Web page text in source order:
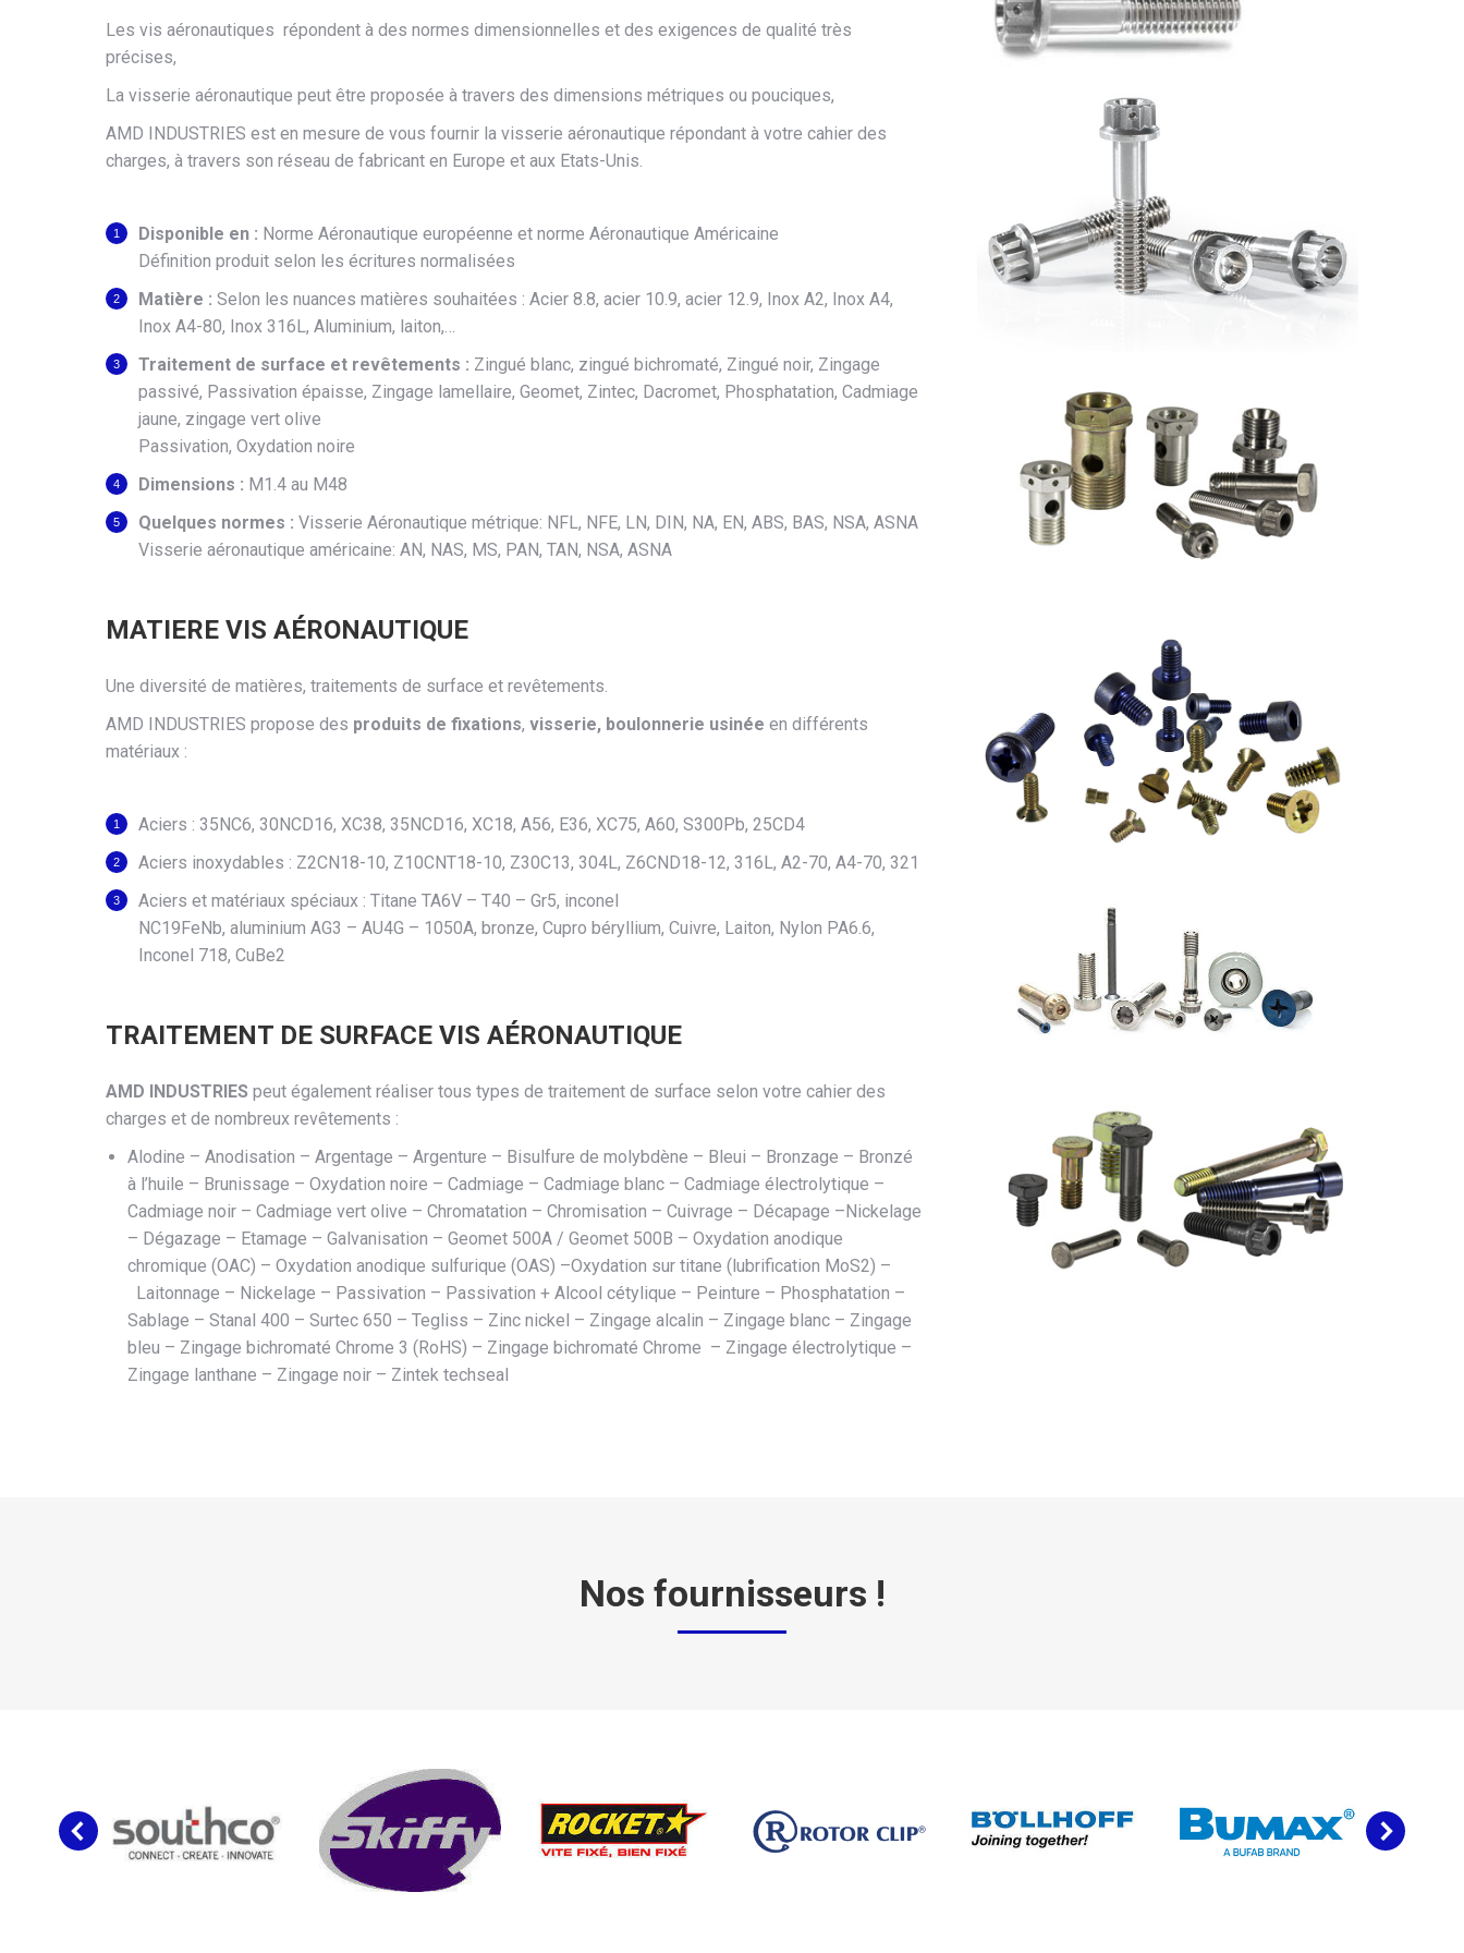
Les vis aéronautiques répondent à des normes dimensionnelles et des exigences de qualité très
précises,
La visserie aéronautique peut être proposée à travers des dimensions métriques ou pouciques,
AMD INDUSTRIES est en mesure de vous fournir la visserie aéronautique répondant à votre cahier des
charges, à travers son réseau de fabricant en Europe et aux Etats-Unis.
Disponible en : Norme Aéronautique européenne et norme Aéronautique Américaine
Définition produit selon les écritures normalisées
Matière : Selon les nuances matières souhaitées : Acier 8.8, acier 10.9, acier 12.9, Inox A2, Inox A4,
Inox A4-80, Inox 316L, Aluminium, laiton,…
Traitement de surface et revêtements : Zingué blanc, zingué bichromaté, Zingué noir, Zingage
passivé, Passivation épaisse, Zingage lamellaire, Geomet, Zintec, Dacromet, Phosphatation, Cadmiage
jaune, zingage vert olive
Passivation, Oxydation noire
Dimensions : M1.4 au M48
Quelques normes : Visserie Aéronautique métrique: NFL, NFE, LN, DIN, NA, EN, ABS, BAS, NSA, ASNA
Visserie aéronautique américaine: AN, NAS, MS, PAN, TAN, NSA, ASNA
MATIERE VIS AÉRONAUTIQUE
Une diversité de matières, traitements de surface et revêtements.
AMD INDUSTRIES propose des produits de fixations, visserie, boulonnerie usinée en différents
matériaux :
Aciers : 35NC6, 30NCD16, XC38, 35NCD16, XC18, A56, E36, XC75, A60, S300Pb, 25CD4
Aciers inoxydables : Z2CN18-10, Z10CNT18-10, Z30C13, 304L, Z6CND18-12, 316L, A2-70, A4-70, 321
Aciers et matériaux spéciaux : Titane TA6V – T40 – Gr5, inconel
NC19FeNb, aluminium AG3 – AU4G – 1050A, bronze, Cupro béryllium, Cuivre, Laiton, Nylon PA6.6,
Inconel 718, CuBe2
TRAITEMENT DE SURFACE VIS AÉRONAUTIQUE
AMD INDUSTRIES peut également réaliser tous types de traitement de surface selon votre cahier des
charges et de nombreux revêtements :
Alodine – Anodisation – Argentage – Argenture – Bisulfure de molybdène – Bleui – Bronzage – Bronzé
à l’huile – Brunissage – Oxydation noire – Cadmiage – Cadmiage blanc – Cadmiage électrolytique –
Cadmiage noir – Cadmiage vert olive – Chromatation – Chromisation – Cuivrage – Décapage –Nickelage
– Dégazage – Etamage – Galvanisation – Geomet 500A / Geomet 500B – Oxydation anodique
chromique (OAC) – Oxydation anodique sulfurique (OAS) –Oxydation sur titane (lubrification MoS2) –
Laitonnage – Nickelage – Passivation – Passivation + Alcool cétylique – Peinture – Phosphatation –
Sablage – Stanal 400 – Surtec 650 – Tegliss – Zinc nickel – Zingage alcalin – Zingage blanc – Zingage
bleu – Zingage bichromaté Chrome 3 (RoHS) – Zingage bichromaté Chrome – Zingage électrolytique –
Zingage lanthane – Zingage noir – Zintek techseal
Nos fournisseurs !